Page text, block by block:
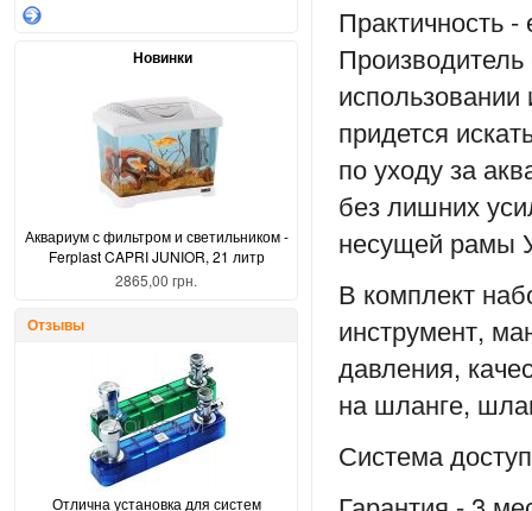
Практичность
придется
по уходу за
без лишних
несущей рамы
В комплект
инструмент,
давления,
на шланге,
Система
Новинки
Аквариум с фильтром и светильником -
Ferplast CAPRI JUNIOR, 21 литр
2865,00 грн.
Отзывы
Отлична установка для систем